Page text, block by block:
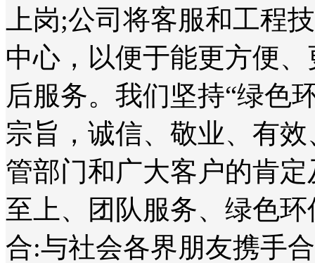
上岗;公司将客服和工程
中心，以便于能更方便
后服务。我们坚持“绿色
宗旨，诚信、敬业、有
管部门和广大客户的肯
至上、团队服务、绿色
合:与社会各界朋友携手